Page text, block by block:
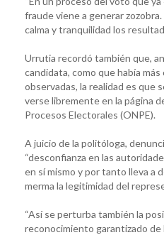
fraude viene a generar
calma y tranquilidad los
Urrutia recordó también que,
candidata, como que había
observadas, la realidad es que
verse libremente en la página
Procesos Electorales (ONPE).
A juicio de la politóloga,
“desconfianza en las
en sí mismo y por tanto lleva a
merma la legitimidad del
“Así se perturba también la
reconocimiento garantizado de